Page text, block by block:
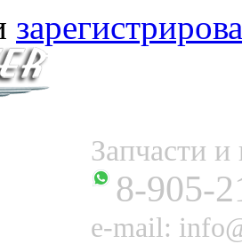
Запчасти
8-905-
e-mail: